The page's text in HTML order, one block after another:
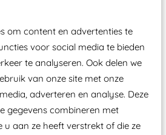
om content en advertenties te
voor social media te bieden
te analyseren. Ook delen we
van onze site met onze
adverteren en analyse. Deze
gegevens combineren met
u aan ze heeft verstrekt of die ze
-plaatje en
door een Nederlands
kunnen laten keuren zodat
Warenwetbesluit Attractie- en